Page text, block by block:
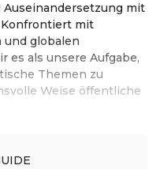
mit
Konfrontiert mit
globalen
es als unsere Aufgabe,
Themen zu
Weise öffentliche